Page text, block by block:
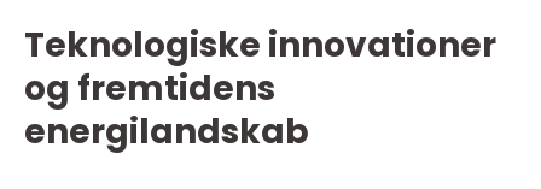
Teknologiske innovationer
og fremtidens
energilandskab